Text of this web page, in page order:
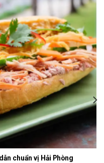
và lạ miệng? Gợi ý 15 món